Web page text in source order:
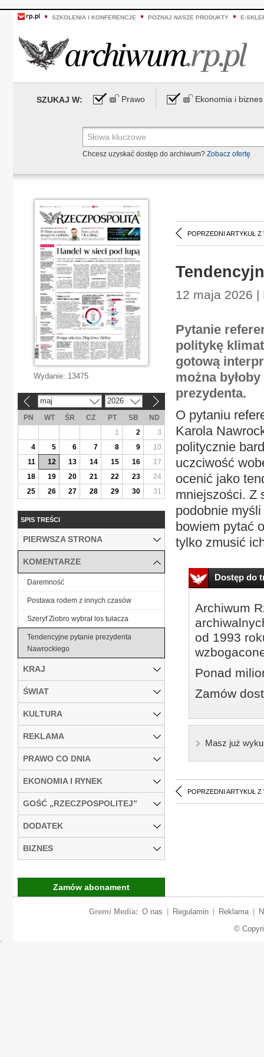
SZKOLENIA I KONFERENCJE POZNAJ NASZE PRODUKTY E-
SZUKAJ W: Prawo Ekonomia i biznes
Chcesz uzyskać dostęp do archiwum? Zobacz ofertę
POPRZEDNI ARTYKUŁ Z
12 maja 2026 |
Pytanie
politykę
gotową
można
prezydenta.
O pytaniu
Karola
politycznie
uczciwość
ocenić jako
mniejszości. Z
podobnie
bowiem pytać
tylko zmusić
Dostęp do
Archiwum
od 1993
Ponad
Zamów
Masz już
POPRZEDNI ARTYKUŁ Z
Wydanie: 13475
maj 2026
PN WT ŚR CZ PT SB
ND
1
2
3
4
5 6 7 8 9
10
11
12 13 14 15 16
17
18
19 20 21 22 23
24
25
26 27 28 29 30 31
SPIS TREŚCI
PIERWSZA STRONA
KOMENTARZE
Daremność
Postawa rodem z innych czasów
Szeryf Ziobro wybrał los tułacza
Tendencyjne pytanie prezydenta
Nawrockiego
KRAJ
ŚWIAT
KULTURA
REKLAMA
PRAWO CO DNIA
EKONOMIA I RYNEK
GOŚĆ „RZECZPOSPOLITEJ”
DODATEK
BIZNES
Zamów abonament
Gremi Media: O nas Regulamin Reklama
©